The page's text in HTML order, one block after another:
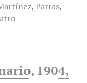
, Parras,
1904,